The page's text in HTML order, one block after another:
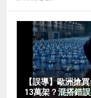
【誤導】歐洲搶
13萬架？混搭錯